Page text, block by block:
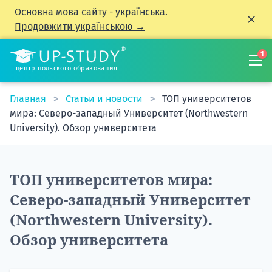
Основна мова сайту - українська.
Продовжити українською →
центр польского образования
1
Главная Статьи и новости
ТОП университетов
мира: Северо-западный Университет (Northwestern
University). Обзор университета
ТОП университетов мира:
Северо-западный Университет
(Northwestern University).
Обзор университета